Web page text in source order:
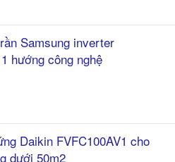
Samsung inverter
hướng công nghệ
Daikin FVFC100AV1 cho
dưới 50m2